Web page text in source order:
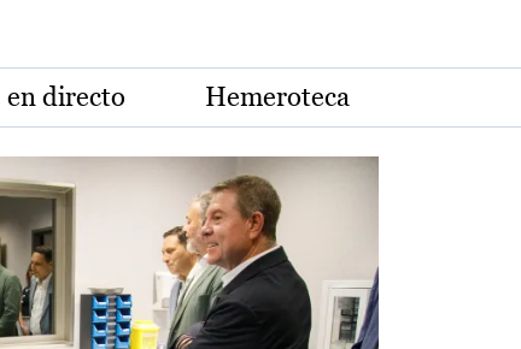
en directo Hemeroteca